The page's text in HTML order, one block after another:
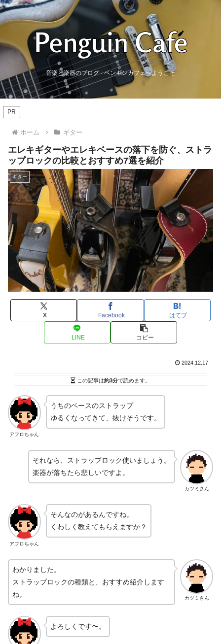
音楽と楽器のブログ - ペンギンカフェへようこそ
PR
ホーム ギター
エレキギターやエレキベースの落下を防ぐ、ストラ
ップロックの比較とおすすめ7選を紹介
ギター
X Facebook はてブ
LINE コピー
2024.12.17
この記事は約3分で読めます。
アフロちゃん
うちのベースのストラップ
ゆるくなってきて、抜けそうです。
カツミさん
それなら、ストラップロック使いましょう。
楽器が落ちたら悲しいですよ。
アフロちゃん
そんなのがあるんですね。
くわしく教えてもらえますか？
カツミさん
わかりました。
ストラップロックの種類と、おすすめ紹介します
ね。
よろしくです〜。